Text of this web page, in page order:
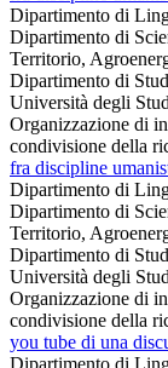
Dipartimento di
Dipartimento di
Territorio,
Dipartimento di
Università degli
Organizzazione di
condivisione della
fra discipline
Dipartimento di
Dipartimento di
Territorio,
Dipartimento di
Università degli
Organizzazione di
condivisione della
you tube di una